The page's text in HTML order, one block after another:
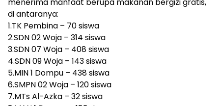
di antaranya:
1.TK Pembina – 70 siswa
2.SDN 02 Woja – 314 siswa
3.SDN 07 Woja – 408 siswa
4.SDN 09 Woja – 143 siswa
5.MIN 1 Dompu – 438 siswa
6.SMPN 02 Woja – 120 siswa
7.MTs Al-Azka – 32 siswa